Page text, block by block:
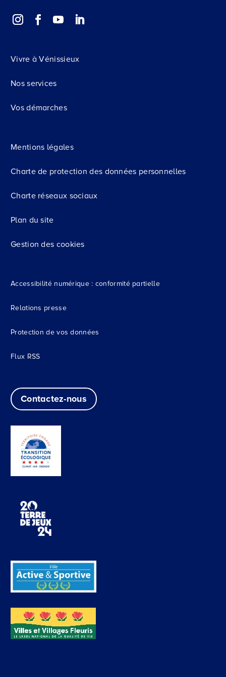
Vivre à Vénissieux
Nos services
Vos démarches
Mentions légales
Charte de protection des données personnelles
Charte réseaux sociaux
Plan du site
Gestion des cookies
Accessibilité numérique : conformité partielle
Relations presse
Protection de vos données
Flux RSS
Contactez-nous